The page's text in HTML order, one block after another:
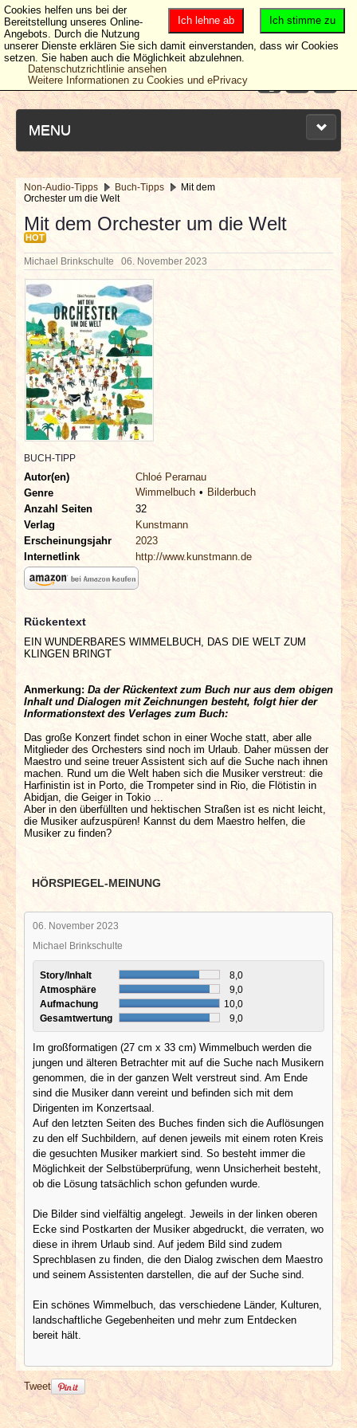
MENU
NEUESTE ARTIKEL
NEWS & DATES
BERICHTE
VERLOSUNGEN
INTERVIEWS
SPECIALS
LINKS
ARCHIV
Non-Audio-Tipps Buch-Tipps
Mit dem
Orchester um die Welt
Mit dem Orchester um die Welt
HOT
Michael Brinkschulte 06. November 2023
BUCH-TIPP
Autor(en)
Chloé Perarnau
Genre
Wimmelbuch
Bilderbuch
Anzahl Seiten
32
Verlag
Kunstmann
Erscheinungsjahr
2023
Internetlink
http://www.kunstmann.de
Rückentext
EIN WUNDERBARES WIMMELBUCH, DAS DIE WELT ZUM
KLINGEN BRINGT
Anmerkung: Da der Rückentext zum Buch nur aus dem obigen
Inhalt und Dialogen mit Zeichnungen besteht, folgt hier der
Informationstext des Verlages zum Buch:
Das große Konzert findet schon in einer Woche statt, aber alle
Mitglieder des Orchesters sind noch im Urlaub. Daher müssen der
Maestro und seine treuer Assistent sich auf die Suche nach ihnen
machen. Rund um die Welt haben sich die Musiker verstreut: die
Harfinistin ist in Porto, die Trompeter sind in Rio, die Flötistin in
Abidjan, die Geiger in Tokio ...
Aber in den überfüllten und hektischen Straßen ist es nicht leicht,
die Musiker aufzuspüren! Kannst du dem Maestro helfen, die
Musiker zu finden?
HÖRSPIEGEL-MEINUNG
06. November 2023
Michael Brinkschulte
Story/Inhalt
8,0
Atmosphäre
9,0
Aufmachung
10,0
Gesamtwertung
9,0
Im großformatigen (27 cm x 33 cm) Wimmelbuch werden die
jungen und älteren Betrachter mit auf die Suche nach Musikern
genommen, die in der ganzen Welt verstreut sind. Am Ende
sind die Musiker dann vereint und befinden sich mit dem
Dirigenten im Konzertsaal.
Auf den letzten Seiten des Buches finden sich die Auflösungen
zu den elf Suchbildern, auf denen jeweils mit einem roten Kreis
die gesuchten Musiker markiert sind. So besteht immer die
Möglichkeit der Selbstüberprüfung, wenn Unsicherheit besteht,
ob die Lösung tatsächlich schon gefunden wurde.
Die Bilder sind vielfältig angelegt. Jeweils in der linken oberen
Ecke sind Postkarten der Musiker abgedruckt, die verraten, wo
diese in ihrem Urlaub sind. Auf jedem Bild sind zudem
Sprechblasen zu finden, die den Dialog zwischen dem Maestro
und seinem Assistenten darstellen, die auf der Suche sind.
Ein schönes Wimmelbuch, das verschiedene Länder, Kulturen,
landschaftliche Gegebenheiten und mehr zum Entdecken
bereit hält.
Tweet
Ich stimme zu
Ich lehne ab
Cookies helfen uns bei der
Bereitstellung unseres Online-
Angebots. Durch die Nutzung
unserer Dienste erklären Sie sich damit einverstanden, dass wir Cookies
setzen. Sie haben auch die Möglichkeit abzulehnen.
Datenschutzrichtlinie ansehen
Weitere Informationen zu Cookies und ePrivacy